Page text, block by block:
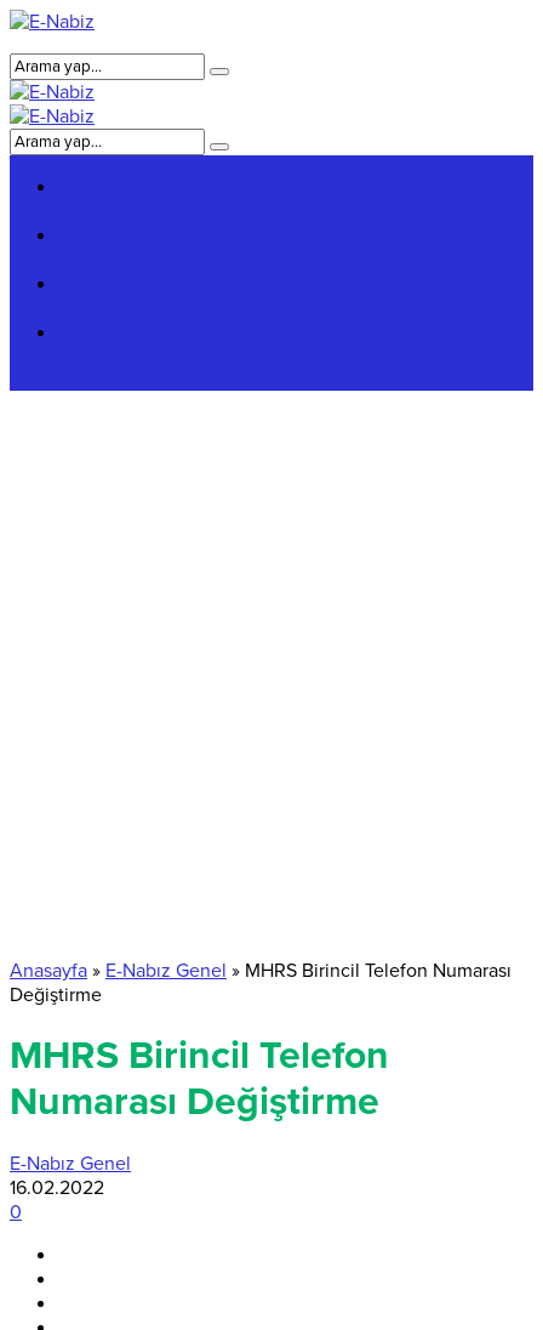
Anasayfa » E-Nabız Genel » MHRS Birincil Telefon Numarası
Değiştirme
MHRS Birincil Telefon
Numarası Değiştirme
E-Nabız Genel
16.02.2022
0